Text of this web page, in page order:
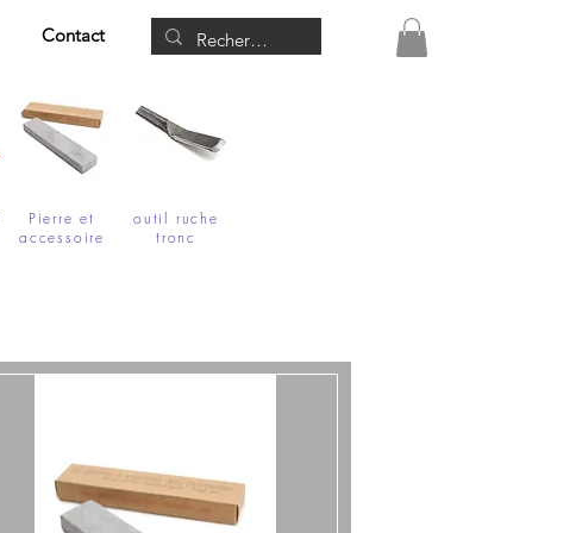
Contact
Pierre et
accessoire
outil ruche
tronc